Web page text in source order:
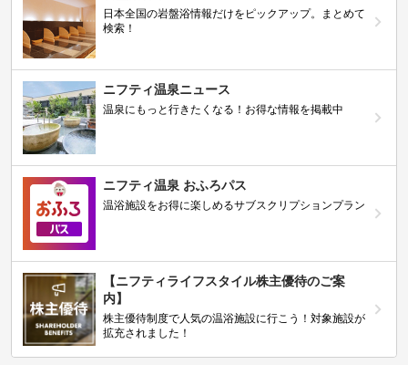
日本全国の岩盤浴情報だけをピックアップ。まとめて
検索！
ニフティ温泉ニュース
温泉にもっと行きたくなる！お得な情報を掲載中
ニフティ温泉 おふろパス
温浴施設をお得に楽しめるサブスクリプションプラン
【ニフティライフスタイル株主優待のご案
内】
株主優待制度で人気の温浴施設に行こう！対象施設が
拡充されました！